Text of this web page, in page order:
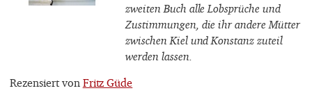
zweiten Buch alle Lobsprüche und
Zustimmungen, die ihr andere Mütter
zwischen Kiel und Konstanz zuteil
werden lassen.
Rezensiert von Fritz Güde